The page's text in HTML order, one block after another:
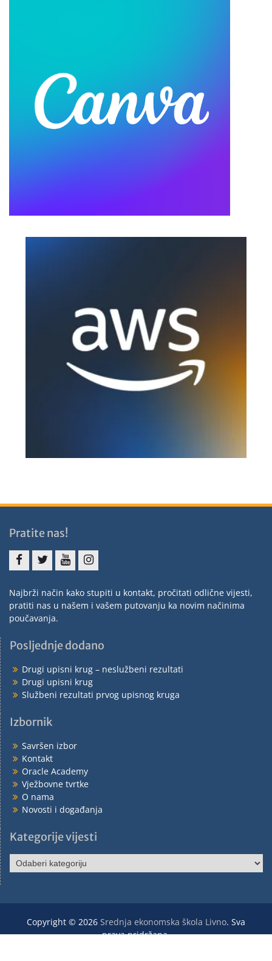
Pratite nas!
Najbrži način kako stupiti u kontakt, pročitati odlične vijesti,
pratiti nas u našem i vašem putovanju ka novim načinima
poučavanja.
Posljednje dodano
Drugi upisni krug – neslužbeni rezultati
Drugi upisni krug
Službeni rezultati prvog upisnog kruga
Izbornik
Savršen izbor
Kontakt
Oracle Academy
Vježbovne tvrtke
O nama
Novosti i događanja
Kategorije vijesti
Copyright © 2026 Srednja ekonomska škola Livno. Sva
prava pridržana.